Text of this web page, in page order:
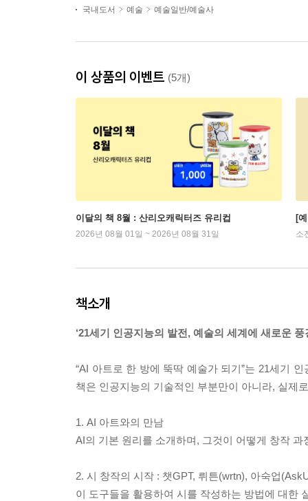
국내도서 예술 예술일반/예술사
이 상품의 이벤트 (5개)
이달의 책 8월 : 산리오캐릭터즈 유리컵
2026년 08월 01일 ~ 2026년 08월 31일
[
소
책소개
‘21세기 인공지능의 발전, 예술의 세계에 새로운 풍
“AI 아트로 한 방에 뚝딱 예술가 되기”는 21세기
책은 인공지능의 기술적인 부분만이 아니라, 실제
1. AI 아트와의 만남
AI의 기본 원리를 소개하며, 그것이 어떻게 창작
2. 시 창작의 시작 : 챗GPT, 뤼튼(wrtn), 아숙업
이 도구들을 활용하여 시를 작성하는 방법에 대한